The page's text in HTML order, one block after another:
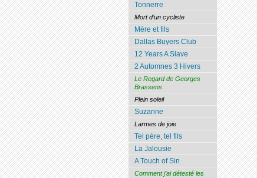
Tonnerre
Mort d’un cycliste
Mère et fils
Dallas Buyers Club
12 Years A Slave
2 Automnes 3 Hivers
Le Regard de Georges
Brassens
Plein soleil
Suzanne
Larmes de joie
Tel père, tel fils
La Jalousie
A Touch of Sin
Comment j’ai détesté les